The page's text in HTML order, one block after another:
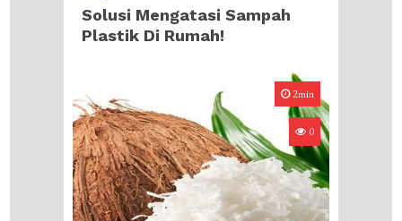
Solusi Mengatasi Sampah
Plastik Di Rumah!
2min
0